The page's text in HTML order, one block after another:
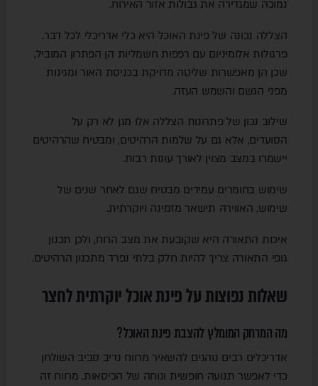
נמוכה שמגדירה את גבולות אזור האירוח.
הצללה נכונה של פינת האוכל היא כלי אדריכלי לכל דבר.
פרגולות אלומיניום עם רפפות חשמליות הן הפתרון המוביל,
שכן הן מאפשרות שליטה מדויקת בכניסת האור ומגינות
מפני הגשם והשמש העזה.
שילוב נכון של פתרונות הצללה אלו מגן לא רק על
הסועדים, אלא גם על שלמות הרהיטים, ומבטיח שהרהיטים
יישמרו במצב מצוין לאורך עונות רבות.
שימוש בחומרים עמידים מבטיח שגם לאחר שנים של
שימוש, האווירה תישאר מזמינה ויוקרתית.
איכות התאורה היא שקובעת את מצב הרוח, ולכן תכנון
גופי התאורה צריך להיות חלק בלתי נפרד מתכנון הרהיטים.
שאלות נפוצות על פינת אוכל יוקרתית לחצר
מה המרחק המומלץ להצבת פינת האוכל?
אדריכלים רבים נוהגים להשאיר מרווח נדיב סביב השולחן
כדי לאפשר תנועה חופשית ונוחה של הכיסאות. מרווח זה